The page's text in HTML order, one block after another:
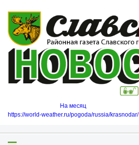
На месяц
https://world-weather.ru/pogoda/russia/krasnodar/